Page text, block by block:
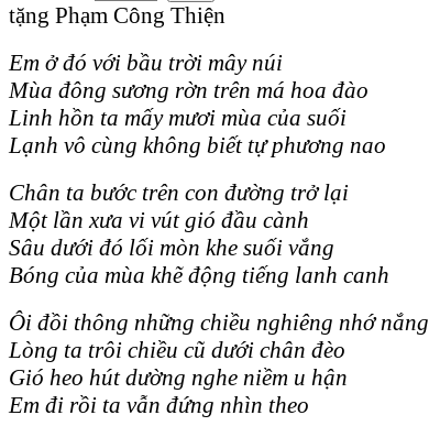
tặng Phạm Công Thiện
Em ở đó với bầu trời mây núi
Mùa đông sương rờn trên má hoa đào
Linh hồn ta mấy mươi mùa của suối
Lạnh vô cùng không biết tự phương nao
Chân ta bước trên con đường trở lại
Một lần xưa vi vút gió đầu cành
Sâu dưới đó lối mòn khe suối vắng
Bóng của mùa khẽ động tiếng lanh canh
Ôi đồi thông những chiều nghiêng nhớ nắng
Lòng ta trôi chiều cũ dưới chân đèo
Gió heo hút dường nghe niềm u hận
Em đi rồi ta vẫn đứng nhìn theo